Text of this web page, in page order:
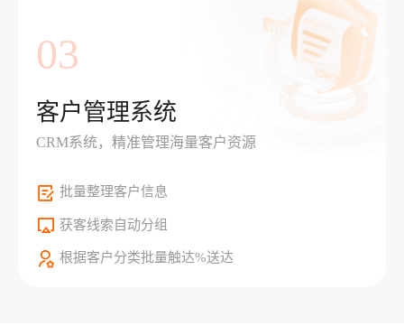
03
客户管理系统
CRM系统，精准管理海量客户资源
批量整理客户信息
获客线索自动分组
根据客户分类批量触达%送达